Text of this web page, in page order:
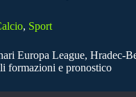
, Sport
Europa League, Hradec-
formazioni e pronostico